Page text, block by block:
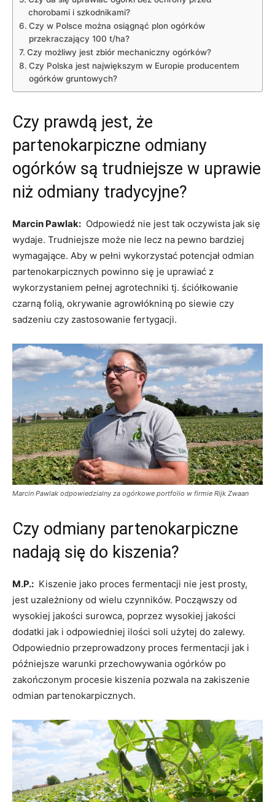
chorobami i szkodnikami?
Czy w Polsce można osiągnąć plon ogórków
przekraczający 100 t/ha?
Czy możliwy jest zbiór mechaniczny ogórków?
Czy Polska jest największym w Europie producentem
ogórków gruntowych?
Czy prawdą jest, że
partenokarpiczne odmiany
ogórków są trudniejsze w uprawie
niż odmiany tradycyjne?
Marcin Pawlak: Odpowiedź nie jest tak oczywista jak się
wydaje. Trudniejsze może nie lecz na pewno bardziej
wymagające. Aby w pełni wykorzystać potencjał odmian
partenokarpicznych powinno się je uprawiać z
wykorzystaniem pełnej agrotechniki tj. ściółkowanie
czarną folią, okrywanie agrowłókniną po siewie czy
sadzeniu czy zastosowanie fertygacji.
Marcin Pawlak odpowiedzialny za ogórkowe portfolio w firmie Rijk Zwaan
Czy odmiany partenokarpiczne
nadają się do kiszenia?
M.P.: Kiszenie jako proces fermentacji nie jest prosty,
jest uzależniony od wielu czynników. Począwszy od
wysokiej jakości surowca, poprzez wysokiej jakości
dodatki jak i odpowiedniej ilości soli użytej do zalewy.
Odpowiednio przeprowadzony proces fermentacji jak i
późniejsze warunki przechowywania ogórków po
zakończonym procesie kiszenia pozwala na zakiszenie
odmian partenokarpicznych.